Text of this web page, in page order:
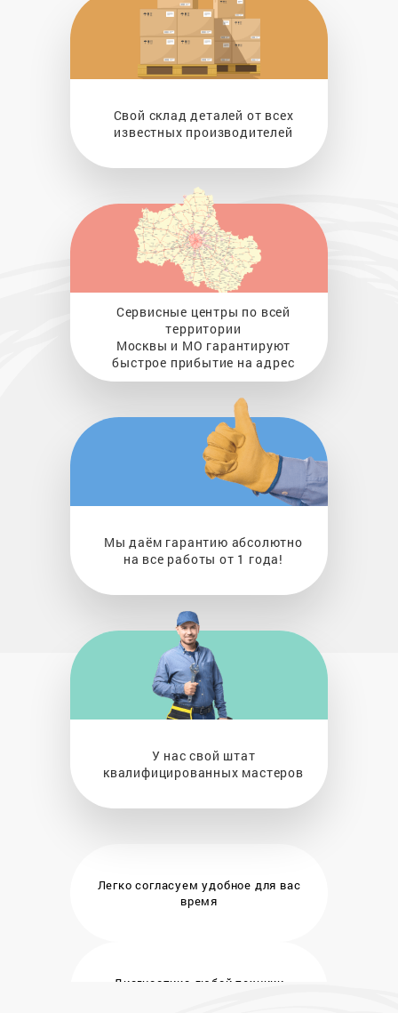
Свой склад деталей от всех
известных производителей
Сервисные центры по всей
территории
Москвы и МО гарантируют
быстрое прибытие на адрес
Мы даём гарантию абсолютно
на все работы от 1 года!
У нас свой штат
квалифицированных мастеров
Легко согласуем удобное для вас
время
Диагностика любой техники